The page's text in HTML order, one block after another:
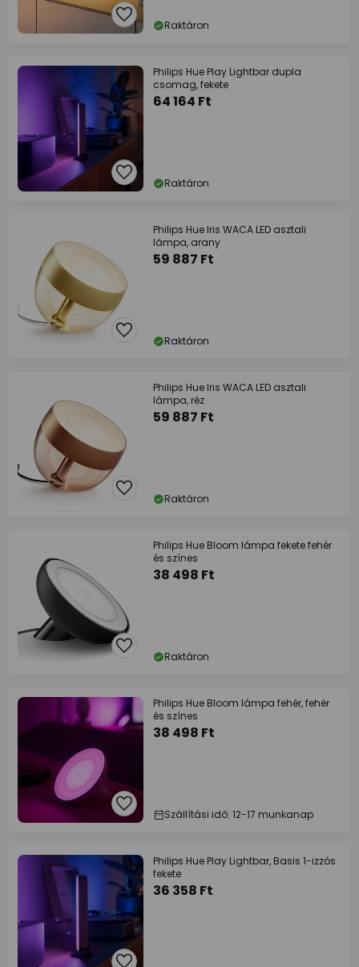
Raktáron
Philips Hue Play Lightbar dupla
csomag, fekete
64 164 Ft
Raktáron
Philips Hue Iris WACA LED asztali
lámpa, arany
59 887 Ft
Raktáron
Philips Hue Iris WACA LED asztali
lámpa, réz
59 887 Ft
Raktáron
Philips Hue Bloom lámpa fekete fehér
és színes
38 498 Ft
Raktáron
Philips Hue Bloom lámpa fehér, fehér
és színes
38 498 Ft
Szállítási idő: 12-17 munkanap
Philips Hue Play Lightbar, Basis 1-izzós
fekete
36 358 Ft